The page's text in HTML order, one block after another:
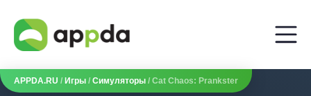
APPDA.RU / Игры / Симуляторы / Cat Chaos: Prankster